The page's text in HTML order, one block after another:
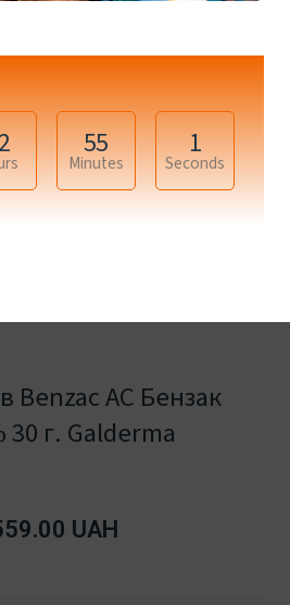
Benzac AC Бензак
г. Galderma
UAH
55
Minutes
0
Seconds